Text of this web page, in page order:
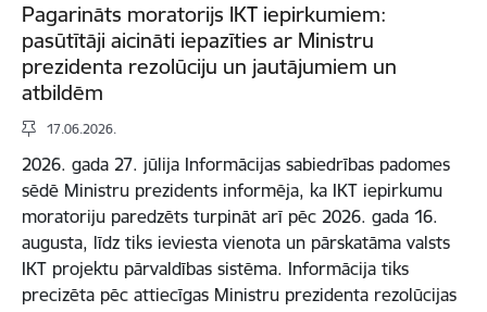
Pagarināts moratorijs IKT iepirkumiem:
pasūtītāji aicināti iepazīties ar Ministru
prezidenta rezolūciju un jautājumiem un
atbildēm
17.06.2026.
2026. gada 27. jūlija Informācijas sabiedrības padomes
sēdē Ministru prezidents informēja, ka IKT iepirkumu
moratoriju paredzēts turpināt arī pēc 2026. gada 16.
augusta, līdz tiks ieviesta vienota un pārskatāma valsts
IKT projektu pārvaldības sistēma. Informācija tiks
precizēta pēc attiecīgas Ministru prezidenta rezolūcijas